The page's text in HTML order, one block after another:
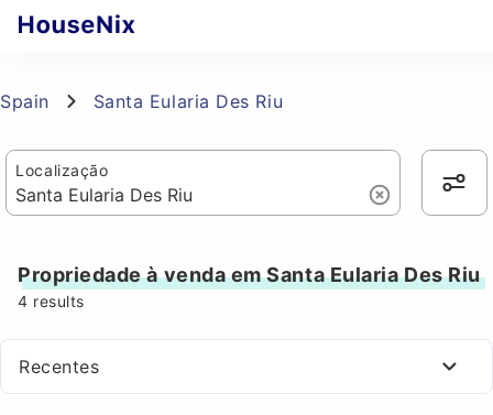
Spain Santa Eularia Des Riu
Localização
Propriedade à venda em Santa Eularia Des Riu
4 results
Recentes